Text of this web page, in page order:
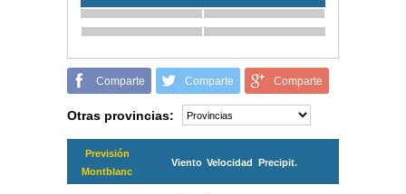
Comparte Comparte Comparte
Otras provincias:
Previsión
Montblanc
Viento Velocidad Precipit.